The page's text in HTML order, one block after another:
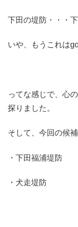
下田の堤防・・・
いや、もうこれは
ってな感じで、心
探りました。
そして、今回の候
・下田福浦堤防
・犬走堤防